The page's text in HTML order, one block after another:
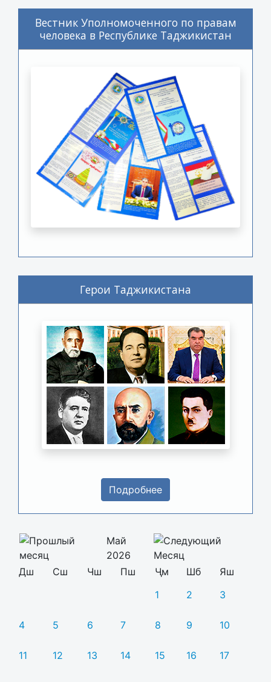
Вестник Уполномоченного по правам
человека в Республике Таджикистан
Герои Таджикистана
Подробнее
Май
2026
Дш
Сш Чш Пш Ҷм Шб
Яш
1
2 3
4 5 6 7 8 9 10
11 12 13 14 15 16 17